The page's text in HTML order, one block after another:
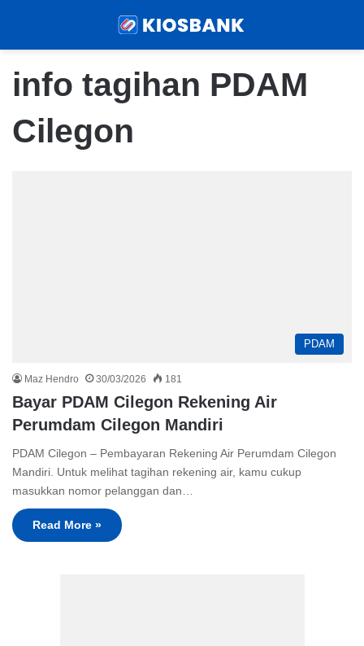
info tagihan PDAM
Cilegon
PDAM
Maz Hendro 30/03/2026 181
Bayar PDAM Cilegon Rekening Air
Perumdam Cilegon Mandiri
PDAM Cilegon – Pembayaran Rekening Air Perumdam Cilegon
Mandiri. Untuk melihat tagihan rekening air, kamu cukup
masukkan nomor pelanggan dan…
Read More »